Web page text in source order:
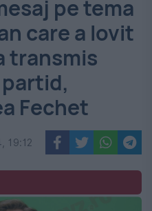
pe tema
care a lovit
transmis
Fechet
19:12